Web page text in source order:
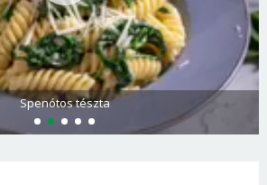
Spenótos tészta